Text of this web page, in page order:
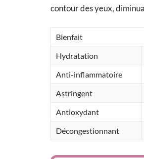
contour des yeux,
Bienfait
Hydratation
Anti-inflammatoire
Astringent
Antioxydant
Décongestionnant